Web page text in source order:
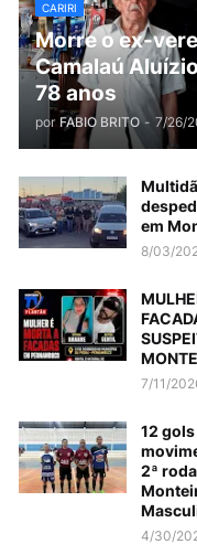
CARIRI
Morre o ex-
Camalaú
78 anos
por FABIO BRITO - 7/26/
em
8/03/
7/11/
12
2ª
4/30/